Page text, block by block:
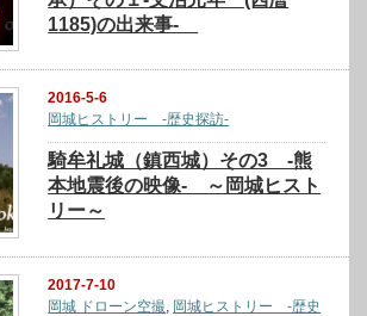
1185)の出来事-
2016-5-6
岡城ヒストリー -歴史探訪-
騎牟礼城（鎮西城）その3 -熊
本地震後の映像- ～岡城ヒスト
リー～
2017-7-10
岡城 ドローン空撮 岡城ヒストリー -歴史